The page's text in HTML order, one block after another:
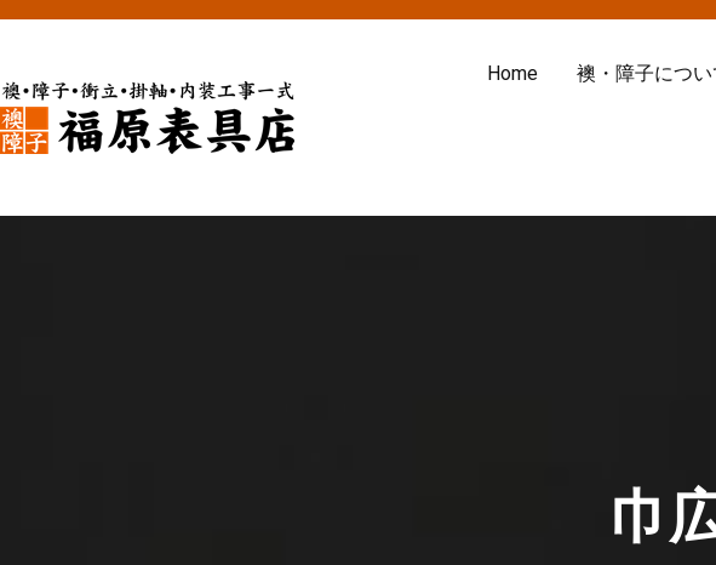
内
ス
キ
Home 襖・障子につい
巾